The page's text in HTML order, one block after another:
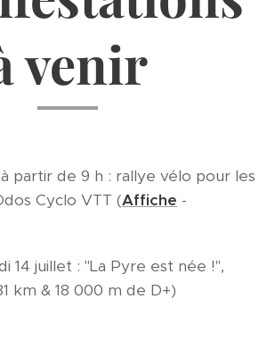
venir
partir de 9 h : rallye vélo pour les
Cyclo VTT (Affiche -
14 juillet : "La Pyre est née !",
km & 18 000 m de D+)